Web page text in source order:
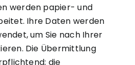
werden papier- und
Ihre Daten werden
um Sie nach Ihrer
Die Übermittlung
die